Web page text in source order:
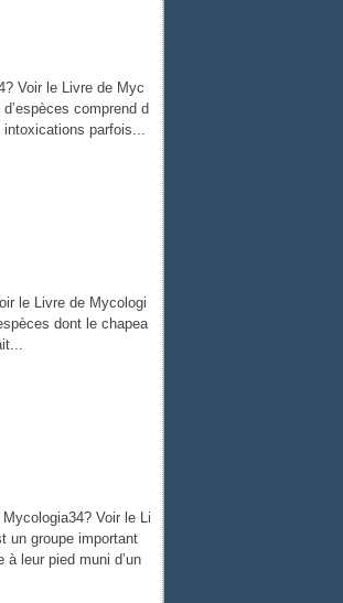
Voir le Livre de Myc
comprend d
intoxications parfois...
le Livre de Mycologi
dont le chapea
Voir le Li
un groupe important
à leur pied muni d’un